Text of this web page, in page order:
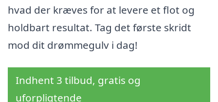
hvad der kræves for at levere et flot og
holdbart resultat. Tag det første skridt
mod dit drømmegulv i dag!
Indhent 3 tilbud, gratis og
uforpligtende